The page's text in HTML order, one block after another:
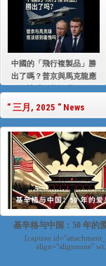
中國的「飛行複製品」勝
出了嗎？普京與馬克龍應
" 三月, 2025 " News
基辛格与中国：50 年的
[caption
align="alignnone" wi...